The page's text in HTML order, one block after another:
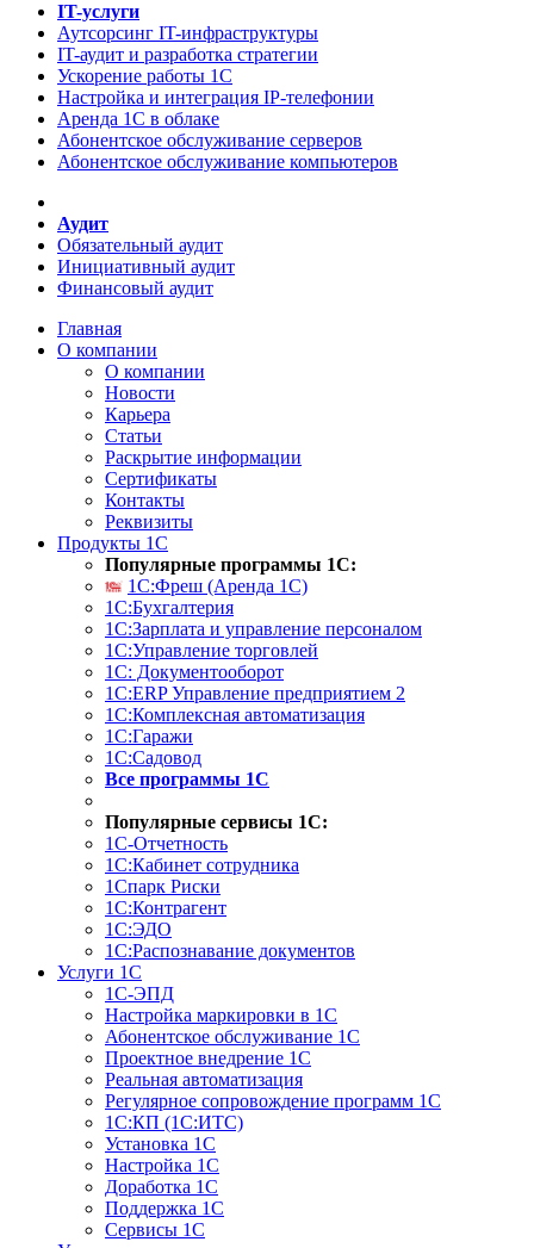
IT-услуги
Аутсорсинг IT-инфраструктуры
IT-аудит и разработка стратегии
Ускорение работы 1С
Настройка и интеграция IP-телефонии
Аренда 1С в облаке
Абонентское обслуживание серверов
Абонентское обслуживание компьютеров
Аудит
Обязательный аудит
Инициативный аудит
Финансовый аудит
Главная
О компании
О компании
Новости
Карьера
Статьи
Раскрытие информации
Сертификаты
Контакты
Реквизиты
Продукты 1С
Популярные программы 1С:
1С:Фреш (Аренда 1С)
1С:Бухгалтерия
1С:Зарплата и управление персоналом
1С:Управление торговлей
1С: Документооборот
1С:ERP Управление предприятием 2
1С:Комплексная автоматизация
1С:Гаражи
1С:Садовод
Все программы 1С
Популярные сервисы 1С:
1С-Отчетность
1С:Кабинет сотрудника
1Спарк Риски
1С:Контрагент
1С:ЭДО
1С:Распознавание документов
Услуги 1С
1С-ЭПД
Настройка маркировки в 1С
Абонентское обслуживание 1С
Проектное внедрение 1С
Реальная автоматизация
Регулярное сопровождение программ 1С
1С:КП (1С:ИТС)
Установка 1С
Настройка 1С
Доработка 1С
Поддержка 1С
Сервисы 1С